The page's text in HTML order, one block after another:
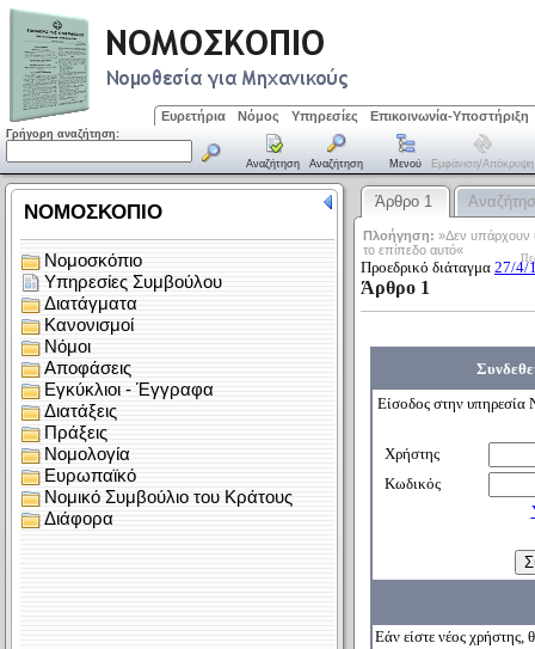
Ευρετήρια Νόμος Υπηρεσίες Επικοινωνία-Υποστήριξη
Γρήγορη αναζήτηση:
Αναζήτηση Αναζήτηση Μενού Εμφάνιση/απόκρυψη
Άρθρο 1